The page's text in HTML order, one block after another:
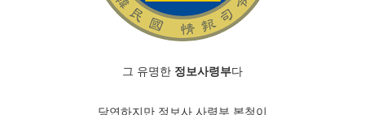
그 유명한 정보사령부다
당연하지만 정보사 사령부 본청이